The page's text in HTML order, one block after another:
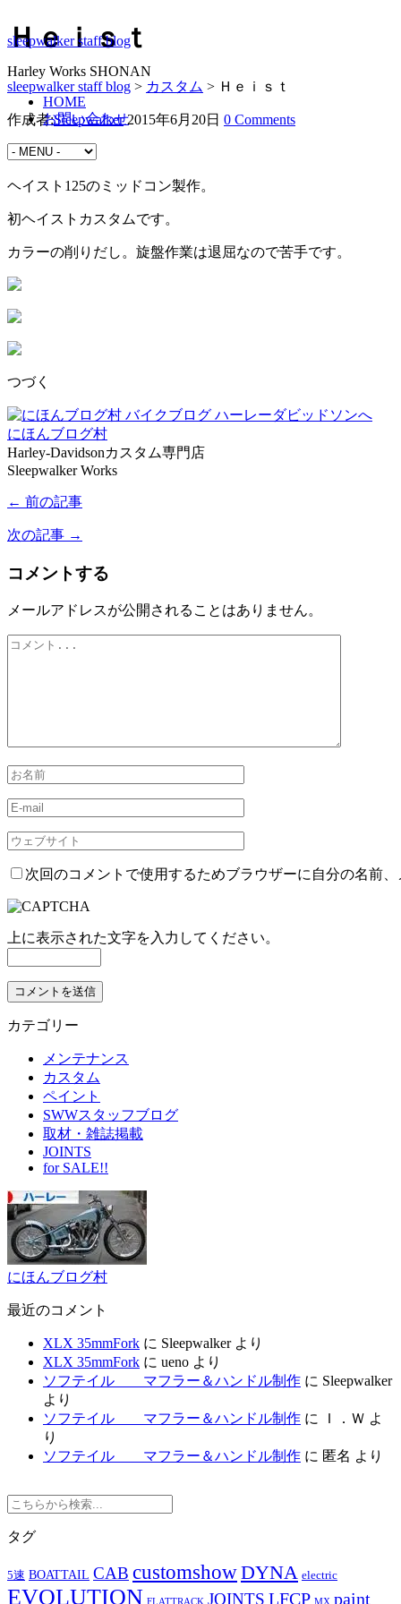
sleepwalker staff blog
Harley Works SHONAN
HOME
お問い合わせ
Ｈｅｉｓｔ
sleepwalker staff blog > カスタム > Ｈｅｉｓｔ
作成者:Sleepwalker 2015年6月20日 0 Comments
カスタム
ヘイスト125のミッドコン製作。
初ヘイストカスタムです。
カラーの削りだし。旋盤作業は退屈なので苦手です。
つづく
にほんブログ村
Harley-Davidsonカスタム専門店
Sleepwalker Works
← 前の記事
次の記事 →
コメントする
メールアドレスが公開されることはありません。
次回のコメントで使用するためブラウザーに自分の名前
上に表示された文字を入力してください。
カテゴリー
メンテナンス
カスタム
ペイント
SWWスタッフブログ
取材・雑誌掲載
JOINTS
for SALE!!
にほんブログ村
最近のコメント
XLX 35mmFork に Sleepwalkerより
XLX 35mmFork に ueno より
ソフテイル マフラー＆ハンドル制作 に Sleepwalker
より
ソフテイル マフラー＆ハンドル制作 に Ｉ．Ｗ よ
り
ソフテイル マフラー＆ハンドル制作 に 匿名 より
タグ
5速 BOATTAIL CAB customshowDYNA electric
EVOLUTION JOINTS LFCP paint